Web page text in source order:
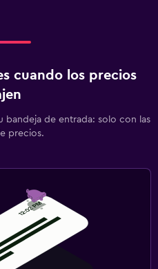
cuando los precios
bandeja de entrada: solo con las
precios.